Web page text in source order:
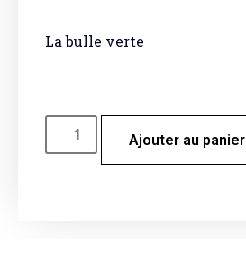
La bulle verte
Ajouter au panier